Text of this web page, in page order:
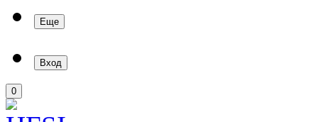
Еще
Вход
0